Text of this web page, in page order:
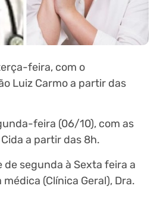
feira, com o
Luiz Carmo a partir das
feira (06/10), com as
a partir das 8h.
segunda à Sexta feira a
(Clínica Geral), Dra.